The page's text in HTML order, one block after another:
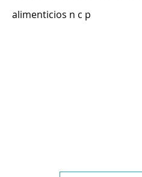
alimenticios n c p